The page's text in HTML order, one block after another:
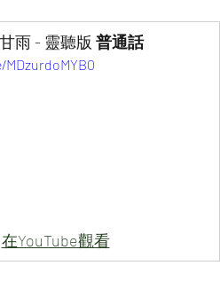
雨 - 靈聽版 普通話
在YouTube觀看